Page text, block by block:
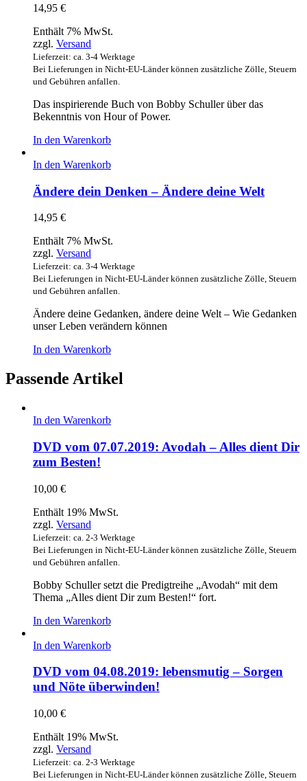
14,95 €
Enthält 7% MwSt.
zzgl. Versand
Lieferzeit: ca. 3-4 Werktage
Bei Lieferungen in Nicht-EU-Länder können zusätzliche Zölle, Steuern
und Gebühren anfallen.
Das inspirierende Buch von Bobby Schuller über das
Bekenntnis von Hour of Power.
In den Warenkorb
In den Warenkorb
Ändere dein Denken – Ändere deine Welt
14,95 €
Enthält 7% MwSt.
zzgl. Versand
Lieferzeit: ca. 3-4 Werktage
Bei Lieferungen in Nicht-EU-Länder können zusätzliche Zölle, Steuern
und Gebühren anfallen.
Ändere deine Gedanken, ändere deine Welt – Wie Gedanken
unser Leben verändern können
In den Warenkorb
Passende Artikel
In den Warenkorb
DVD vom 07.07.2019: Avodah – Alles dient Dir
zum Besten!
10,00 €
Enthält 19% MwSt.
zzgl. Versand
Lieferzeit: ca. 2-3 Werktage
Bei Lieferungen in Nicht-EU-Länder können zusätzliche Zölle, Steuern
und Gebühren anfallen.
Bobby Schuller setzt die Predigtreihe „Avodah“ mit dem
Thema „Alles dient Dir zum Besten!“ fort.
In den Warenkorb
In den Warenkorb
DVD vom 04.08.2019: lebensmutig – Sorgen
und Nöte überwinden!
10,00 €
Enthält 19% MwSt.
zzgl. Versand
Lieferzeit: ca. 2-3 Werktage
Bei Lieferungen in Nicht-EU-Länder können zusätzliche Zölle, Steuern